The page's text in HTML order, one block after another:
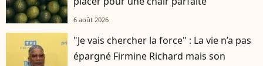
6 août 2026
"Je vais chercher la force" : La vie n’a pas
épargné Firmine Richard mais son